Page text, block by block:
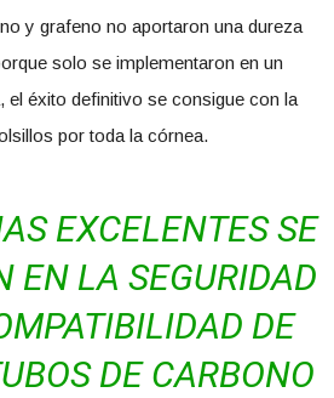
y grafeno no aportaron una dureza
solo se implementaron en un
el éxito definitivo se consigue con la
por toda la córnea.
EXCELENTES SE
EN LA SEGURIDAD
DE
DE CARBONO